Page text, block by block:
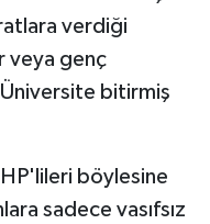
verdiği
veya genç
bitirmiş
böylesine
sadece vasıfsız